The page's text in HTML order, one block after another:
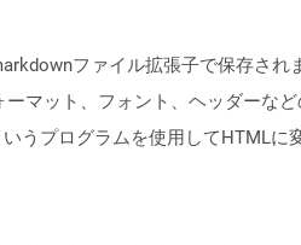
ファイル拡張子で保存さ
マット、フォント、ヘッダーな
うプログラムを使用してHTMLに